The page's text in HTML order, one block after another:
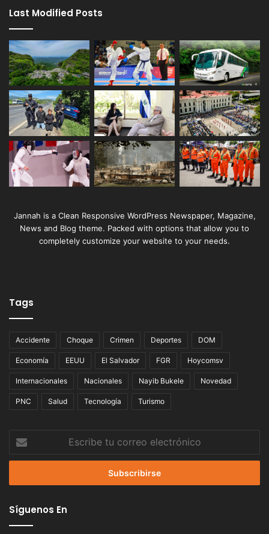
Last Modified Posts
Jannah is a Clean Responsive WordPress Newspaper, Magazine,
News and Blog theme. Packed with options that allow you to
completely customize your website to your needs.
Tags
Accidente Choque Crimen Deportes DOM
Economía EEUU El Salvador FGR Hoycomsv
Internacionales Nacionales Nayib Bukele Novedad
PNC Salud Tecnología Turismo
correo
Síguenos En